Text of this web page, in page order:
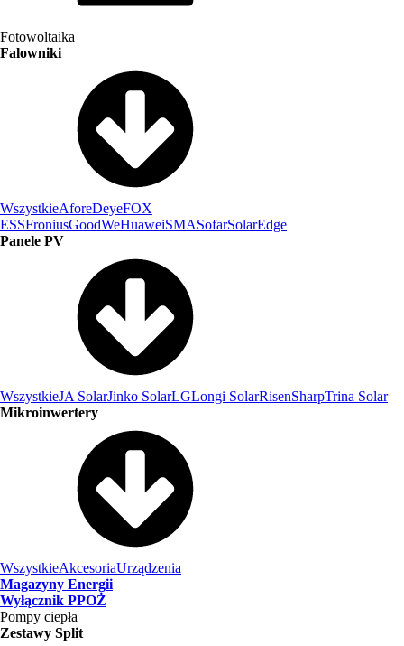
Fotowoltaika
Falowniki
WszystkieAforeDeyeFOX
ESSFroniusGoodWeHuaweiSMASofarSolarEdge
Panele PV
WszystkieJA SolarJinko SolarLGLongi SolarRisenSharpTrina Solar
Mikroinwertery
WszystkieAkcesoriaUrządzenia
Magazyny Energii
Wyłącznik PPOŻ
Pompy ciepła
Zestawy Split